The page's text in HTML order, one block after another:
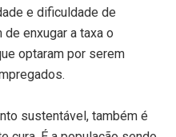
e dificuldade de
enxugar a taxa o
optaram por serem
sustentável, também é